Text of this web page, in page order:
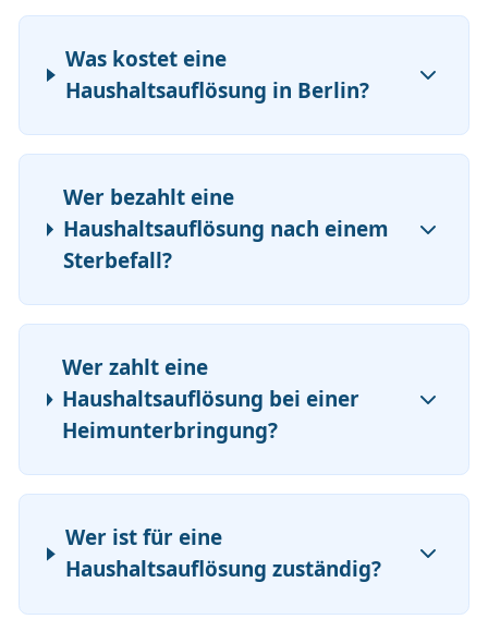
Was kostet eine
Haushaltsauflösung in Berlin?
Wer bezahlt eine
Haushaltsauflösung nach einem
Sterbefall?
Wer zahlt eine
Haushaltsauflösung bei einer
Heimunterbringung?
Wer ist für eine
Haushaltsauflösung zuständig?